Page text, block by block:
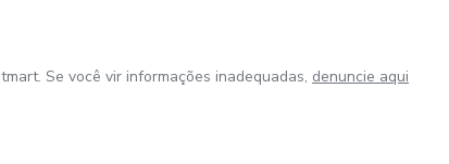
Se você vir informações inadequadas, denuncie aqui